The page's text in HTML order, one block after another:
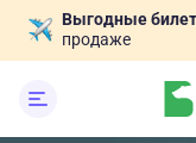
Выгодные
продаже